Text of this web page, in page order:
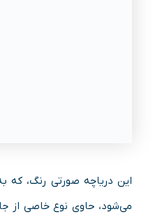
این دریاچه صورتی رنگ، که
می‌شود، حاوی نوع خاصی از